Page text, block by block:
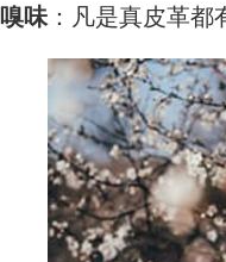
嗅味：凡是真皮革都